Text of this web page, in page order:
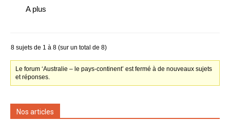
A plus
8 sujets de 1 à 8 (sur un total de 8)
Le forum ‘Australie – le pays-continent’ est fermé à de nouveaux sujets
et réponses.
Nos articles